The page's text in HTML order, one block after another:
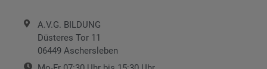
A.V.G. BILDUNG
Düsteres Tor 11
06449 Aschersleben